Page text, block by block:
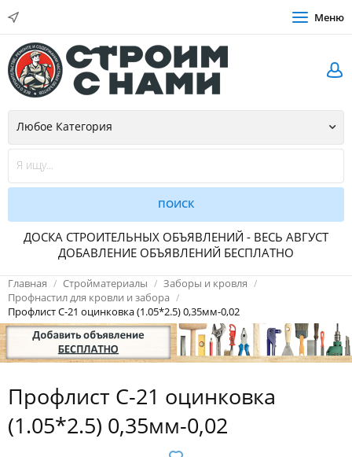
Меню
ДОСКА СТРОИТЕЛЬНЫХ ОБЪЯВЛЕНИЙ - ВЕСЬ АВГУСТ
ДОБАВЛЕНИЕ ОБЪЯВЛЕНИЙ БЕСПЛАТНО
Главная Стройматериалы
Заборы и кровля
Профнастил для кровли и забора
Профлист С-21 оцинковка (1.05*2.5) 0,35мм-0,02
Профлист С-21 оцинковка
(1.05*2.5) 0,35мм-0,02